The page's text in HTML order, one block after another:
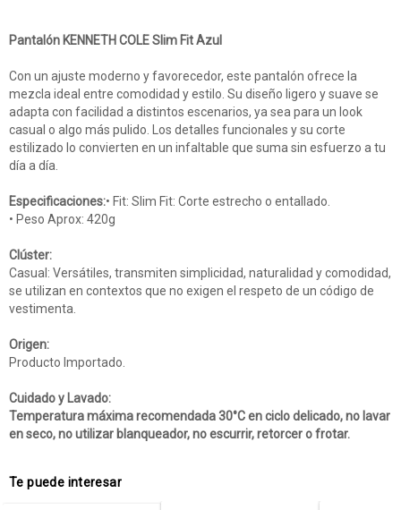
Pantalón KENNETH COLE Slim Fit Azul
Con un ajuste moderno y favorecedor, este pantalón ofrece la
mezcla ideal entre comodidad y estilo. Su diseño ligero y suave se
adapta con facilidad a distintos escenarios, ya sea para un look
casual o algo más pulido. Los detalles funcionales y su corte
estilizado lo convierten en un infaltable que suma sin esfuerzo a tu
día a día.
Especificaciones:• Fit: Slim Fit: Corte estrecho o entallado.
• Peso Aprox: 420g
Clúster:
Casual: Versátiles, transmiten simplicidad, naturalidad y comodidad,
se utilizan en contextos que no exigen el respeto de un código de
vestimenta.
Origen:
Producto Importado.
Cuidado y Lavado:
Temperatura máxima recomendada 30°C en ciclo delicado, no lavar
en seco, no utilizar blanqueador, no escurrir, retorcer o frotar.
Te puede interesar